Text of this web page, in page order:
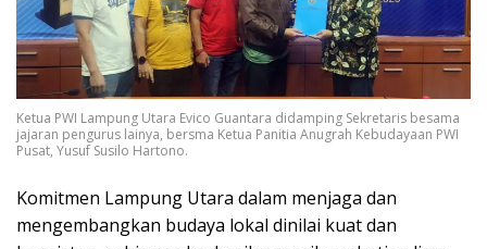
Ketua PWI Lampung Utara Evico Guantara didamping Sekretaris besama
jajaran pengurus lainya, bersma Ketua Panitia Anugrah Kebudayaan PWI
Pusat, Yusuf Susilo Hartono.
Komitmen Lampung Utara dalam menjaga dan
mengembangkan budaya lokal dinilai kuat dan